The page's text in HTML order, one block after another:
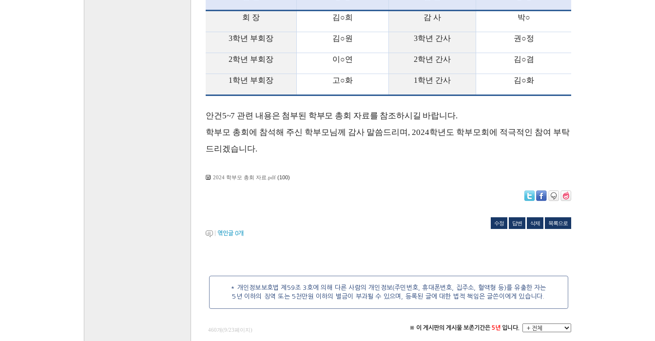
회 장 김○희 감 사 박○
3학년 부회장 김○원 3학년 간사 권 ○정
2학년 부회장 이 ○연 2학년 간사 김○겸
1 학년 부회장 고○화 1 학년 간사 김○화
안건5~7 관련 내용은 첨부된 학부모 총회 자료를 참조하시길 바랍니다.
학부모 총회에 참석해 주신 학부모님께 감사 말씀드리며 , 2024학년도 학부모회에 적극적인 참여 부탁
드리겠습니다.
2024 학부모 총회 자료.pdf (100)
수정 답변 삭제
목록으로
엮인글 0개
* 개인정보보호법 제59조 3호에 의해 다른 사람의 개인정보(주민번호, 휴대폰번호, 집주소, 혈액형 등)를 유출한 자는
5년 이하의 징역 또는 5천만원 이하의 벌금이 부과될 수 있으며, 등록된 글에 대한 법적 책임은 글쓴이에게 있습니다.
460개(9/23페이지) ※ 이 게시판의 게시물 보존기간은 5년 입니다.